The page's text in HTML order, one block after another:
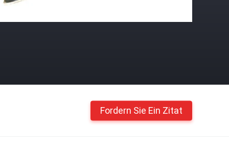
Fordern Sie Ein Zitat